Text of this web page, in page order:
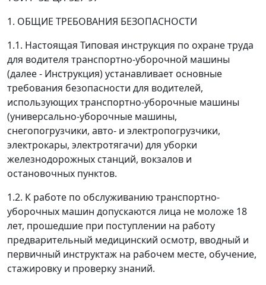
1. ОБЩИЕ ТРЕБОВАНИЯ БЕЗОПАСНОСТИ
1.1. Настоящая Типовая инструкция по охране труда
для водителя транспортно-уборочной машины
(далее - Инструкция) устанавливает основные
требования безопасности для водителей,
использующих транспортно-уборочные машины
(универсально-уборочные машины,
снегопогрузчики, авто- и электропогрузчики,
электрокары, электротягачи) для уборки
железнодорожных станций, вокзалов и
остановочных пунктов.
1.2. К работе по обслуживанию транспортно-
уборочных машин допускаются лица не моложе 18
лет, прошедшие при поступлении на работу
предварительный медицинский осмотр, вводный и
первичный инструктаж на рабочем месте, обучение,
стажировку и проверку знаний.